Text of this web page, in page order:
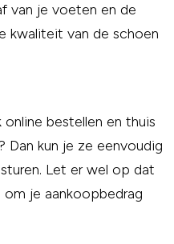
van je voeten en de
kwaliteit van de schoen
bestellen en thuis
kun je ze eenvoudig
Let er wel op dat
je aankoopbedrag